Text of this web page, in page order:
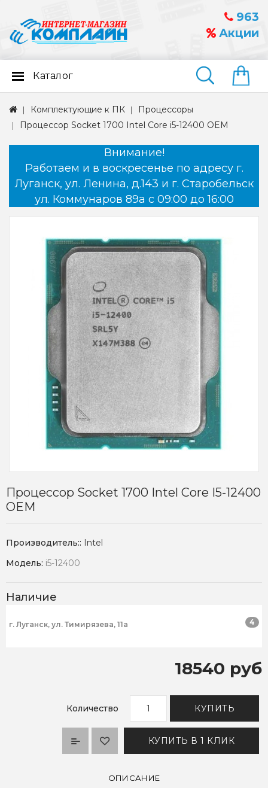
963
Акции
Найти
Каталог
Комплектующие к ПК
Процессоры
Процессор Socket 1700 Intel Core i5-12400 OEM
Внимание!
Работаем и в воскресенье по адресу г.
Луганск, ул. Ленина, д.143 и г. Старобельск
ул. Коммунаров 89а с 09:00 до 16:00
Процессор Socket 1700 Intel Core I5-12400
OEM
Производитель::
Intel
Модель: i5-12400
Наличие
г. Луганск, ул. Тимирязева, 11а 4
18540 руб
Количество КУПИТЬ
КУПИТЬ В 1 КЛИК
ОПИСАНИЕ